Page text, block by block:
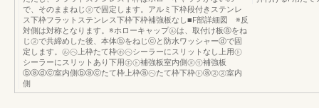
で、そのままねじ㋦で固定します。アルミ下枠段付きステンレ
ス下枠フラットステンレス下枠下枠補強板なし■F部詳細図 ※反
対側は対称となります。※ホローキャップ㋸は、取付け板ⓐをね
じ㋦で共締めした後、本体ⓑをねじⓒと防水ワッシャーⓓで固
定します。㋸㋬上枠たて枠㋭㋬シーラーにスリットなし上用㋣
シーラーにスリットあり下用㋭㋣補強板室内側㋦㋷補強板
ⓑⓐⓓⓒ室内側ⓑⓐⓒたて枠上枠ⓐ㋬たて枠下枠㋣ⓐ㋦㋦室内
側